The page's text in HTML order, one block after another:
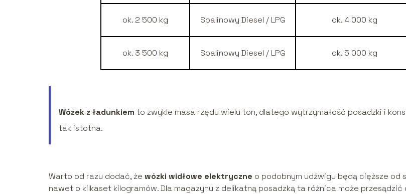
ok. 2 500 kg Spalinowy Diesel / LPG ok. 4 000 kg
ok. 3 500 kg Spalinowy Diesel / LPG ok. 5 000 kg
Wózek z ładunkiem to zwykle masa rzędu wielu ton, dlatego wytrzymałość posadzki i
tak istotna.
Warto od razu dodać, że wózki widłowe elektryczne o podobnym udźwigu będą cięższe od
nawet o kilkaset kilogramów. Dla magazynu z delikatną posadzką ta różnica może przesądzić